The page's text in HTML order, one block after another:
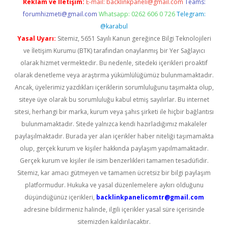
Reklam ve İletişim: E-mail: backlinkpaneli@gmail.com
Teams:
forumhizmeti@gmail.com Whatsapp: 0262 606 0 726 Telegram:
@karabul
Yasal Uyarı: Sitemiz, 5651 Sayılı Kanun gereğince Bilgi Teknolojileri
ve İletişim Kurumu (BTK) tarafından onaylanmış bir Yer Sağlayıcı
olarak hizmet vermektedir. Bu nedenle, sitedeki içerikleri proaktif
olarak denetleme veya araştırma yükümlülüğümüz bulunmamaktadır.
Ancak, üyelerimiz yazdıkları içeriklerin sorumluluğunu taşımakta olup,
siteye üye olarak bu sorumluluğu kabul etmiş sayılırlar. Bu internet
sitesi, herhangi bir marka, kurum veya şahıs şirketi ile hiçbir bağlantısı
bulunmamaktadır. Sitede yalnızca kendi hazırladığımız makaleler
paylaşılmaktadır. Burada yer alan içerikler haber niteliği taşımamakta
olup, gerçek kurum ve kişiler hakkında paylaşım yapılmamaktadır.
Gerçek kurum ve kişiler ile isim benzerlikleri tamamen tesadüfidir.
Sitemiz, kar amacı gütmeyen ve tamamen ücretsiz bir bilgi paylaşım
platformudur. Hukuka ve yasal düzenlemelere aykırı olduğunu
düşündüğünüz içerikleri, backlinkpanelicomtr@gmail.com
adresine bildirmeniz halinde, ilgili içerikler yasal süre içerisinde
sitemizden kaldırılacaktır.